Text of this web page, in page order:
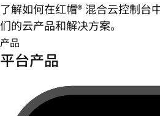
了解如何在红帽® 混合云控制台
们的云产品和解决方案。
产品
平台产品